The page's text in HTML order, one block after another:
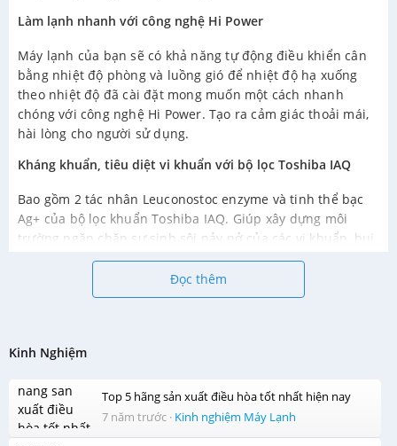
Kinh Nghiệm
Top 5 hãng sản xuất điều hòa tốt nhất hiện nay
7 năm trước · Kinh nghiệm Máy Lạnh
Làm lạnh nhanh với công nghệ Hi Power
Máy lạnh của bạn sẽ có khả năng tự động điều khiển cân
bằng nhiệt độ phòng và luồng gió để nhiệt độ hạ xuống
theo nhiệt độ đã cài đặt mong muốn một cách nhanh
chóng với công nghệ Hi Power. Tạo ra cảm giác thoải mái,
hài lòng cho người sử dụng.
Kháng khuẩn, tiêu diệt vi khuẩn với bộ lọc Toshiba IAQ
Bao gồm 2 tác nhân Leuconostoc enzyme và tinh thể bạc
Ag+ của bộ lọc khuẩn Toshiba IAQ. Giúp xây dựng môi
trường ngăn chặn sự sinh sôi nảy nở của các vi khuẩn, bụi
bẩn đồng thời tiêu diệt toàn bộ chúng tạo ra không gian
trong lành, đảm bảo sức khỏe người dùng.
Với công nghệ Magic Coil, thiết kế đặc biệt giúp cho mọi
nhôm, sau đó sẽ bị loại bỏ hoàn toàn qua đường ống thoát
nước giúp bạn sẽ giảm đi nỗi lo về thời gian và chi phí vệ
sinh máy lạnh định kì hàng tháng.
Đọc thêm